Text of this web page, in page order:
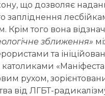
що дозволяє
запліднення
Крім того вона
зближення»
та
рухом,
від ЛГБТ-